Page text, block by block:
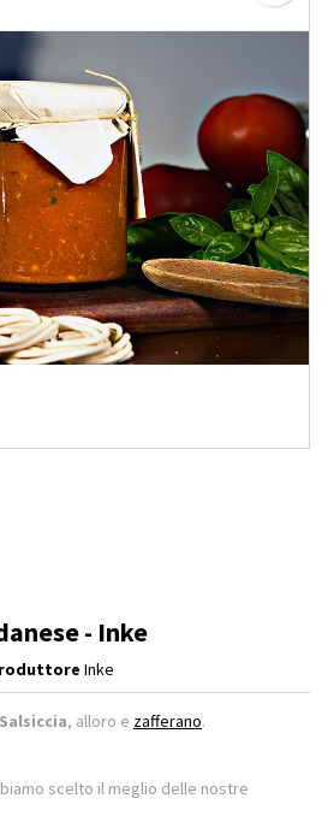
- Inke
Inke
Salsiccia, alloro e zafferano.
scelto il meglio delle nostre